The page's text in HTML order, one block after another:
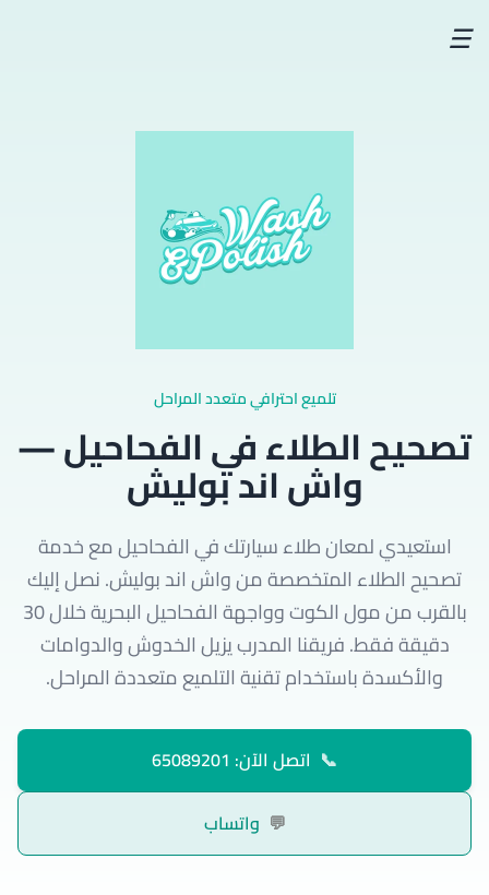
☰
تلميع احترافي متعدد المراحل
تصحيح الطلاء في الفحاحيل —
واش اند بوليش
استعيدي لمعان طلاء سيارتك في الفحاحيل مع خدمة
تصحيح الطلاء المتخصصة من واش اند بوليش. نصل إليك
بالقرب من مول الكوت وواجهة الفحاحيل البحرية خلال 30
دقيقة فقط. فريقنا المدرب يزيل الخدوش والدوامات
والأكسدة باستخدام تقنية التلميع متعددة المراحل.
📞 اتصل الآن: 65089201
💬 واتساب